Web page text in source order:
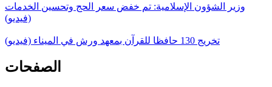
وزير الشؤون الإسلامية: تم خفض سعر الحج وتحسين الخدمات
(فيديو)
تخريج 130 حافظا للقرآن بمعهد ورش في الميناء (فيديو)
الصفحات